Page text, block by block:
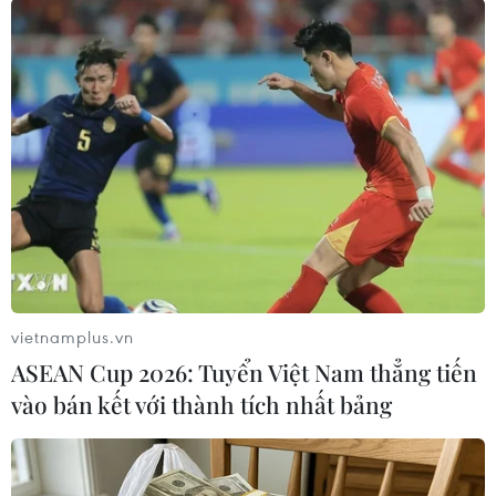
những giải pháp như phần mềm quản lý hình
ảnh CentricityTM Universal Viewer và
Advanced Visualization.
Hệ thống cho phép cải thiện quy trình làm việc
trong bệnh viện, đồng thời giúp các bác sỹ chẩn
đoán hình ảnh sử dụng những công cụ để xem,
chẩn đoán, và thực hiện các báo cáo có hiệu quả
và chính xác hơn, từ đó nâng cao chất lượng
chăm sóc người bệnh./.
(Vietnam+)
vietnamplus.vn
ASEAN Cup 2026: Tuyển Việt Nam thẳng tiến
vào bán kết với thành tích nhất bảng